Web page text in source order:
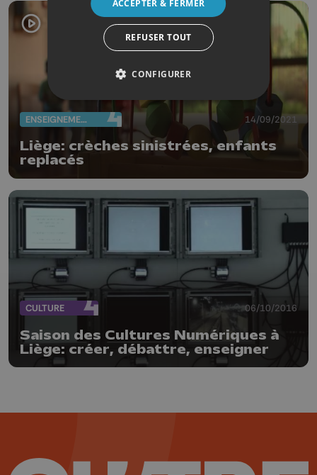
ENSEIGNEMENT 14/09/2021
Liège: crèches sinistrées, enfants
replacés
CULTURE 06/10/2016
Saison des Cultures Numériques à
Liège: créer, débattre, enseigner
ACCEPTER & FERMER
REFUSER TOUT
CONFIGURER